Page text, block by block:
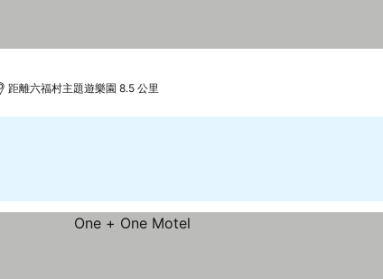
距離六福村主題遊樂園 8.5 公里